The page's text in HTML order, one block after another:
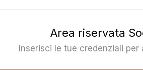
Area riservata
Inserisci le tue credenziali per